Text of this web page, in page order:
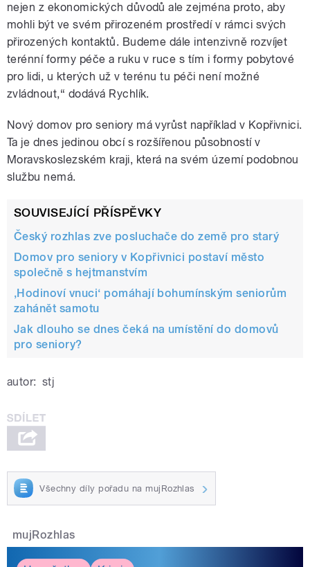
nejen z ekonomických důvodů ale zejména proto, aby
mohli být ve svém přirozeném prostředí v rámci svých
přirozených kontaktů. Budeme dále intenzivně rozvíjet
terénní formy péče a ruku v ruce s tím i formy pobytové
pro lidi, u kterých už v terénu tu péči není možné
zvládnout,“ dodává Rychlík.
Nový domov pro seniory má vyrůst například v Kopřivnici.
Ta je dnes jedinou obcí s rozšířenou působností v
Moravskoslezském kraji, která na svém území podobnou
službu nemá.
SOUVISEJÍCÍ PŘÍSPĚVKY
Český rozhlas zve posluchače do země pro starý
Domov pro seniory v Kopřivnici postaví město
společně s hejtmanstvím
‚Hodinoví vnuci‘ pomáhají bohumínským seniorům
zahánět samotu
Jak dlouho se dnes čeká na umístění do domovů
pro seniory?
autor: stj
Všechny díly pořadu na mujRozhlas
mujRozhlas